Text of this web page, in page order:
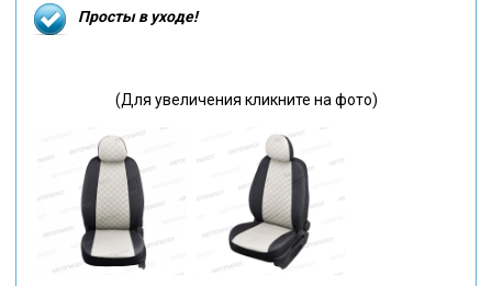
Просты в уходе!
(Для увеличения кликните на фото)